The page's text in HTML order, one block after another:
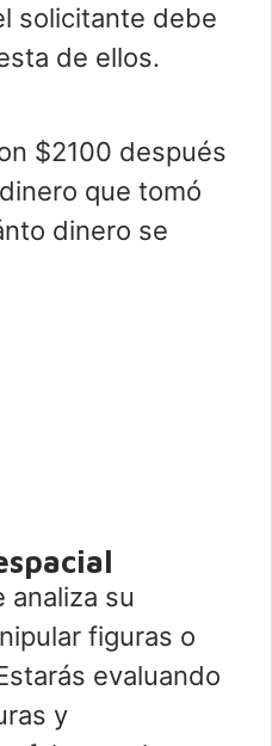
solicitante debe
de ellos.
$2100 después
que tomó
dinero se
analiza su
figuras o
evaluando
y